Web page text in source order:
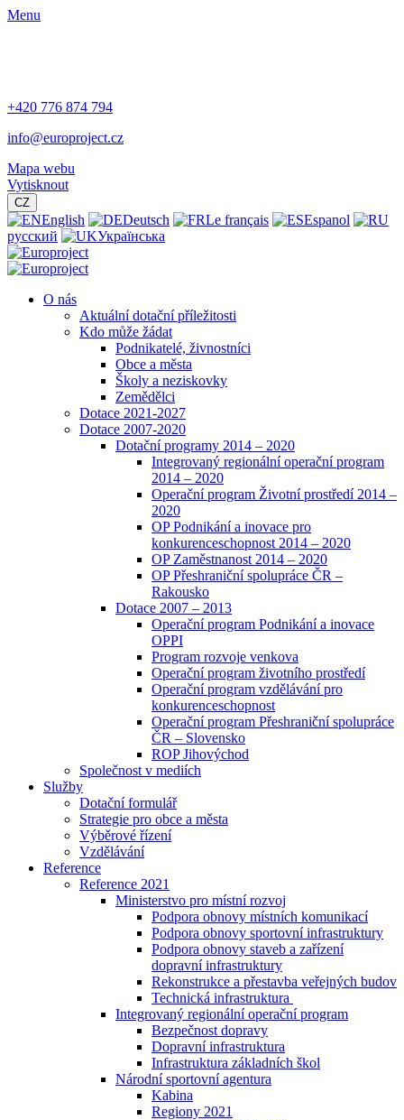
Menu
+420 776 874 794
info@europroject.cz
Mapa webu
Vytisknout
CZ
English Deutsch Le français
Espanol
русский
Українська
O nás
Aktuální dotační příležitosti
Kdo může žádat
Podnikatelé, živnostníci
Obce a města
Školy a neziskovky
Zemědělci
Dotace 2021-2027
Dotace 2007-2020
Dotační programy 2014 – 2020
Integrovaný regionální operační program
2014 – 2020
Operační program Životní prostředí 2014 –
2020
OP Podnikání a inovace pro
konkurenceschopnost 2014 – 2020
OP Zaměstnanost 2014 – 2020
OP Přeshraniční spolupráce ČR –
Rakousko
Dotace 2007 – 2013
Operační program Podnikání a inovace
OPPI
Program rozvoje venkova
Operační program životního prostředí
Operační program vzdělávání pro
konkurenceschopnost
Operační program Přeshraniční spolupráce
ČR – Slovensko
ROP Jihovýchod
Společnost v mediích
Služby
Dotační formulář
Strategie pro obce a města
Výběrové řízení
Vzdělávání
Reference
Reference 2021
Ministerstvo pro místní rozvoj
Podpora obnovy místních komunikací
Podpora obnovy sportovní infrastruktury
Podpora obnovy staveb a zařízení
dopravní infrastruktury
Rekonstrukce a přestavba veřejných budov
Technická infrastruktura
Integrovaný regionální operační program
Bezpečnost dopravy
Dopravní infrastruktura
Infrastruktura základních škol
Národní sportovní agentura
Kabina
Regiony 2021